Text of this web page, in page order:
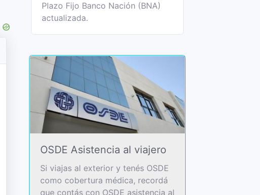
Plazo Fijo Banco Nación (BNA)
actualizada.
OSDE Asistencia al viajero
Si viajas al exterior y tenés OSDE
como cobertura médica, recordá
que contás con OSDE asistencia al